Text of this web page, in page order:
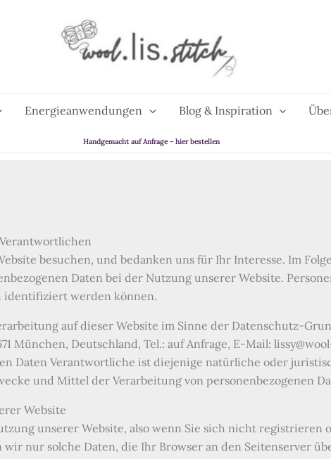
Energieanwendungen Blog & Inspiration
Handgemacht auf Anfrage - hier bestellen
besuchen, und bedanken uns für Ihr Interesse. Im
Daten bei der Nutzung unserer Website.
identifiziert werden können.
auf dieser Website im Sinne der Datenschutz-
München, Deutschland, Tel.: auf Anfrage, E-Mail:
Daten Verantwortliche ist diejenige natürliche oder
und Mittel der Verarbeitung von personenbezogenen
Website
unserer Website, also wenn Sie sich nicht registrieren
nur solche Daten, die Ihr Browser an den Seitenserver